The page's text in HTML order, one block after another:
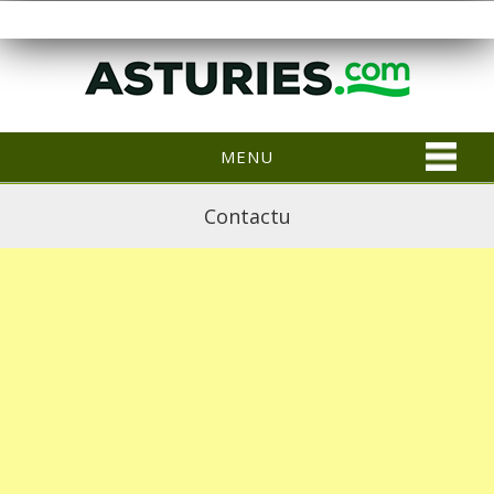
MENU
Contactu